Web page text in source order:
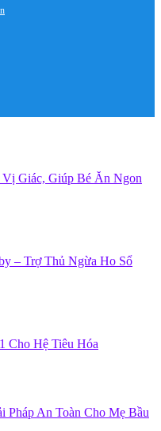
Giác, Giúp Bé Ăn Ngon
– Trợ Thủ Ngừa Ho Sổ
Cho Hệ Tiêu Hóa
Pháp An Toàn Cho Mẹ Bầu